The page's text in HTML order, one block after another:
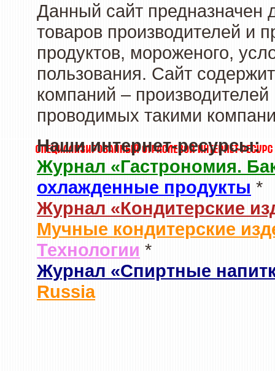
Данный сайт предназначен
товаров производителей и
продуктов, мороженого,
пользования. Сайт
компаний –
проводимых такими
Наши интернет-ресурсы:
Журнал «Гастрономия.
охлажденные продукты *
Журнал «Кондитерские
Мучные кондитерские
Технологии *
Журнал «Спиртные
Russia